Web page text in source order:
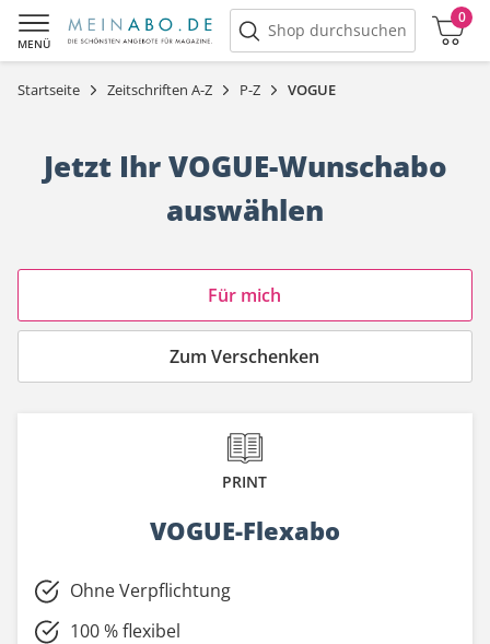
MENÜ
Shop durchsuchen
0
Warenkorb
Startseite Zeitschriften A-Z P-Z VOGUE
Jetzt Ihr VOGUE-Wunschabo
auswählen
Angebotskategorie
Für mich
Zum Verschenken
PRINT
VOGUE-Flexabo
Ohne Verpflichtung
100 % flexibel